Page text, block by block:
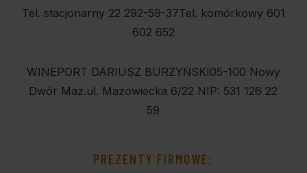
Tel. stacjonarny 22 292-59-37Tel. komórkowy 601
602 652
WINEPORT DARIUSZ BURZYŃSKI05-100 Nowy
Dwór Maz.ul. Mazowiecka 6/22 NIP: 531 126 22
59
PREZENTY FIRMOWE: